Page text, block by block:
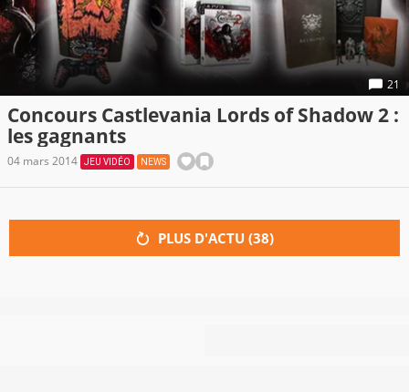
21
Concours Castlevania Lords of Shadow 2 :
les gagnants
04 mars 2014 JEU VIDÉO NEWS
PLUS D'ACTU (38)